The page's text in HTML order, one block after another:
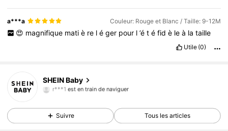
a***a Couleur: Rouge et Blanc / Taille: 9-12M
😍 magnifique mati è re l é ger pour l ’é t é fid è le à la taille
Utile (0)
SHEIN Baby
r***1est en train de naviguer
4,92
743K Suiveurs
4,92 743K Suiveurs
4,92 743K Suiveurs
Suivre Tous les articles